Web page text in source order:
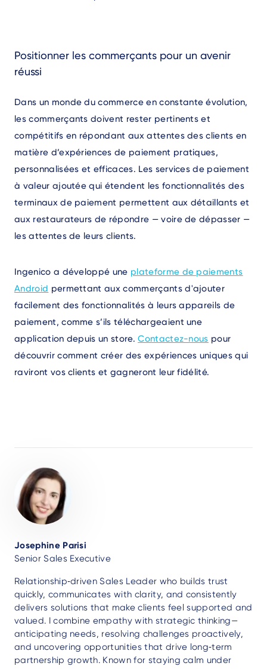
Positionner les commerçants pour un avenir
réussi
Dans un monde du commerce en constante évolution,
les commerçants doivent rester pertinents et
compétitifs en répondant aux attentes des clients en
matière d’expériences de paiement pratiques,
personnalisées et efficaces. Les services de paiement
à valeur ajoutée qui étendent les fonctionnalités des
terminaux de paiement permettent aux détaillants et
aux restaurateurs de répondre — voire de dépasser —
les attentes de leurs clients.
Ingenico a développé une plateforme de paiements
Android permettant aux commerçants d'ajouter
facilement des fonctionnalités à leurs appareils de
paiement, comme s’ils téléchargeaient une
application depuis un store.Contactez-nous pour
découvrir comment créer des expériences uniques qui
raviront vos clients et gagneront leur fidélité.
Josephine Parisi
Senior Sales Executive
Relationship‑driven Sales Leader who builds trust
quickly, communicates with clarity, and consistently
delivers solutions that make clients feel supported and
valued. I combine empathy with strategic thinking—
anticipating needs, resolving challenges proactively,
and uncovering opportunities that drive long‑term
partnership growth. Known for staying calm under